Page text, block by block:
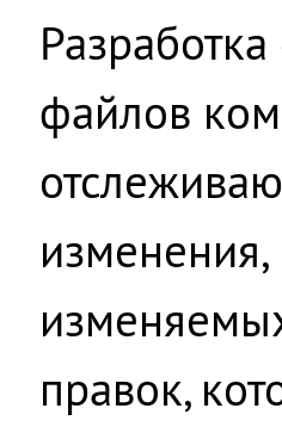
файлов
правок,